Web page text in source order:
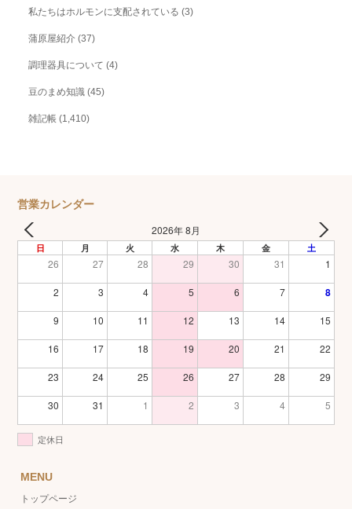
私たちはホルモンに支配されている (3)
蒲原屋紹介 (37)
調理器具について (4)
豆のまめ知識 (45)
雑記帳 (1,410)
営業カレンダー
2026年 8月
日 月 火 水 木 金 土
26 27 28 29 30 31 1
2 3 4 5 6 7 8
9 10 11 12 13 14 15
16 17 18 19 20 21 22
23 24 25 26 27 28 29
30 31 1 2 3 4 5
定休日
MENU
トップページ